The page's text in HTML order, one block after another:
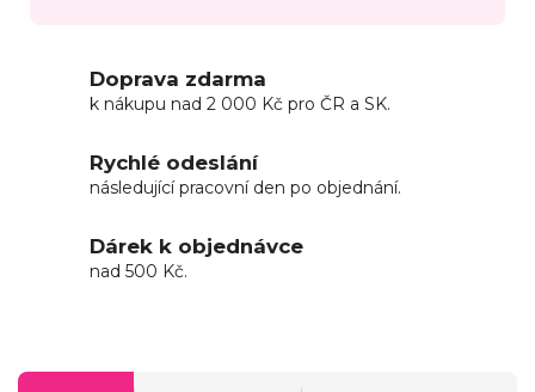
Doprava zdarma
k nákupu nad 2 000 Kč pro ČR a SK.
Rychlé odeslání
následující pracovní den po objednání.
Dárek k objednávce
nad 500 Kč.